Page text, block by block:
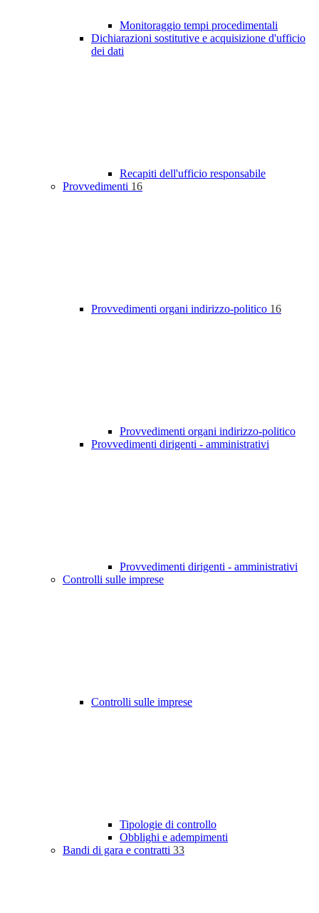
Monitoraggio tempi procedimentali
Dichiarazioni sostitutive e acquisizione d'ufficio
dei dati
Recapiti dell'ufficio responsabile
Provvedimenti 16
Provvedimenti organi indirizzo-politico 16
Provvedimenti organi indirizzo-politico
Provvedimenti dirigenti - amministrativi
Provvedimenti dirigenti - amministrativi
Controlli sulle imprese
Controlli sulle imprese
Tipologie di controllo
Obblighi e adempimenti
Bandi di gara e contratti 33